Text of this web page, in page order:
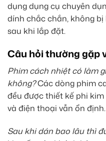
dụng dụng cụ chuyên
dính chắc chắn, không
sau khi lắp đặt.
Câu hỏi thường gặp
Phim cách nhiệt có làm
không?Các dòng phim
đều được thiết kế phi
và điện thoại vẫn ổn định.
Sau khi dán bao lâu thì